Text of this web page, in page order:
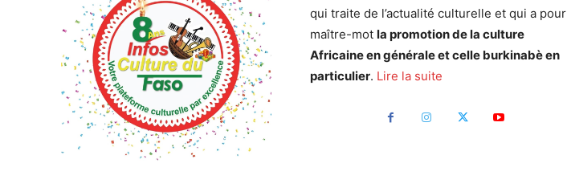
qui traite de l’actualité culturelle et qui a pour
maître-mot la promotion de la culture
Africaine en générale et celle burkinabè en
particulier. Lire la suite